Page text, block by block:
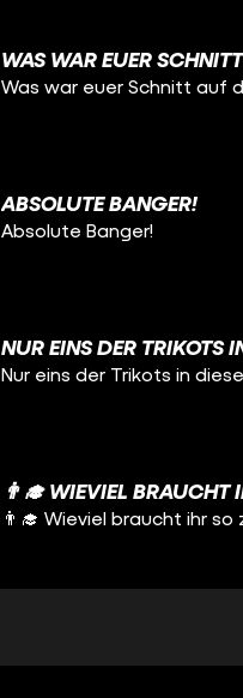
WAS WAR EUER
Was war euer Schnitt auf
ABSOLUTE BANGER!
Absolute Banger!
NUR EINS DER TRIKOTS
Nur eins der Trikots in
👨‍🎓 WIEVIEL BRAUCHT
👨‍🎓 Wieviel braucht ihr so
Wie schön wär das bitte